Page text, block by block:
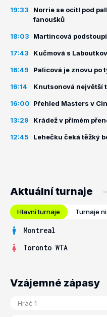
19:33
Norrie se ocitl pod
fanoušků
18:03 Martincová
17:43 Kučmová s
16:49 Palicová je znovu po
16:14 Knutsonová největší
16:00 Přehled Masters v
13:29 Krádež v přímém
12:45 Lehečku čeká těžký
Aktuální turnaje
Hlavní turnaje Turnaje
Montreal
Toronto WTA
Vzájemné zápasy